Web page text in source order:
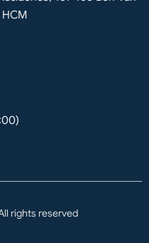
rights reserved